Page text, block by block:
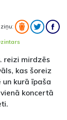
reizi mirdzēs
kas šoreiz
un kurā īpaša
koncertā